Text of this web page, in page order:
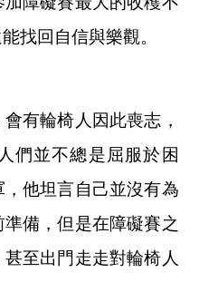
找回自信與樂觀。
有輪椅人因此喪志，
們並不總是屈服於困
他坦言自己並沒有為
備，但是在障礙賽之
至出門走走對輪椅人